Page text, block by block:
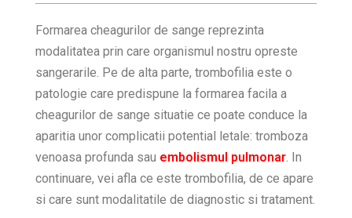
Formarea cheagurilor de sange reprezinta
modalitatea prin care organismul nostru opreste
sangerarile. Pe de alta parte, trombofilia este o
patologie care predispune la formarea facila a
cheagurilor de sange situatie ce poate conduce la
aparitia unor complicatii potential letale: tromboza
venoasa profunda sau embolismul pulmonar. In
continuare, vei afla ce este trombofilia, de ce apare
si care sunt modalitatile de diagnostic si tratament.